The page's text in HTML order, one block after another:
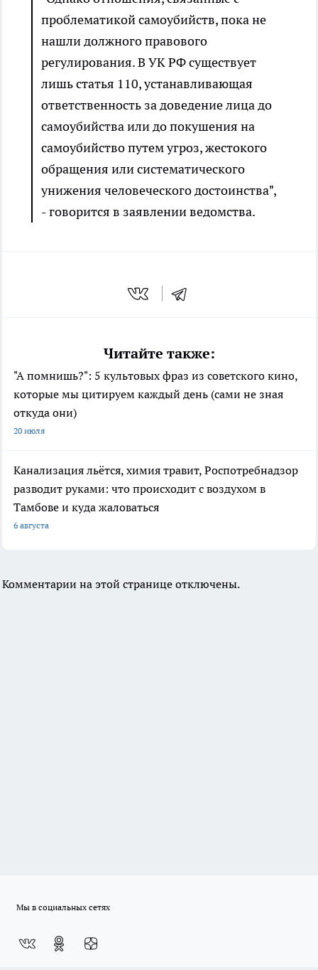
проблематикой самоубийств, пока не
нашли должного правового
регулирования. В УК РФ существует
лишь статья 110, устанавливающая
ответственность за доведение лица до
самоубийства или до покушения на
самоубийство путем угроз, жестокого
обращения или систематического
унижения человеческого достоинства",
- говорится в заявлении ведомства.
Читайте также:
"А помнишь?": 5 культовых фраз из советского кино,
которые мы цитируем каждый день (сами не зная
откуда они)
20 июля
Канализация льётся, химия травит, Роспотребнадзор
разводит руками: что происходит с воздухом в
Тамбове и куда жаловаться
6 августа
Комментарии на этой странице отключены.
Мы в социальных сетях